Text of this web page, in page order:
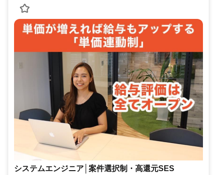
システムエンジニア│案件選択制・高還元SES